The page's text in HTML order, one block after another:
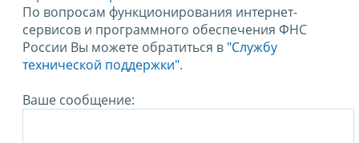
По вопросам функционирования интернет-
сервисов и программного обеспечения ФНС
России Вы можете обратиться в "Службу
технической поддержки".
Ваше сообщение: